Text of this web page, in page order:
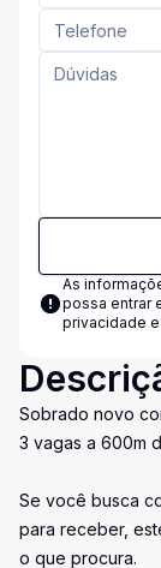
As
possa entrar
privacidade
Sobrado novo
3 vagas a 600m
Se você busca
para receber,
o que procura.